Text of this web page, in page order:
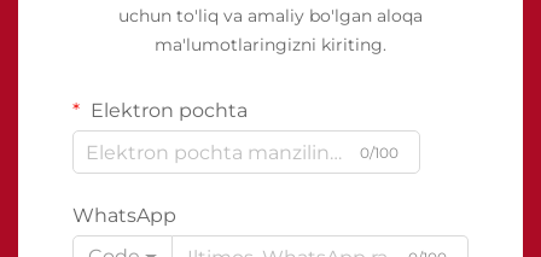
uchun to'liq va amaliy bo'lgan aloqa
ma'lumotlaringizni kiriting.
Elektron pochta
0/100
WhatsApp